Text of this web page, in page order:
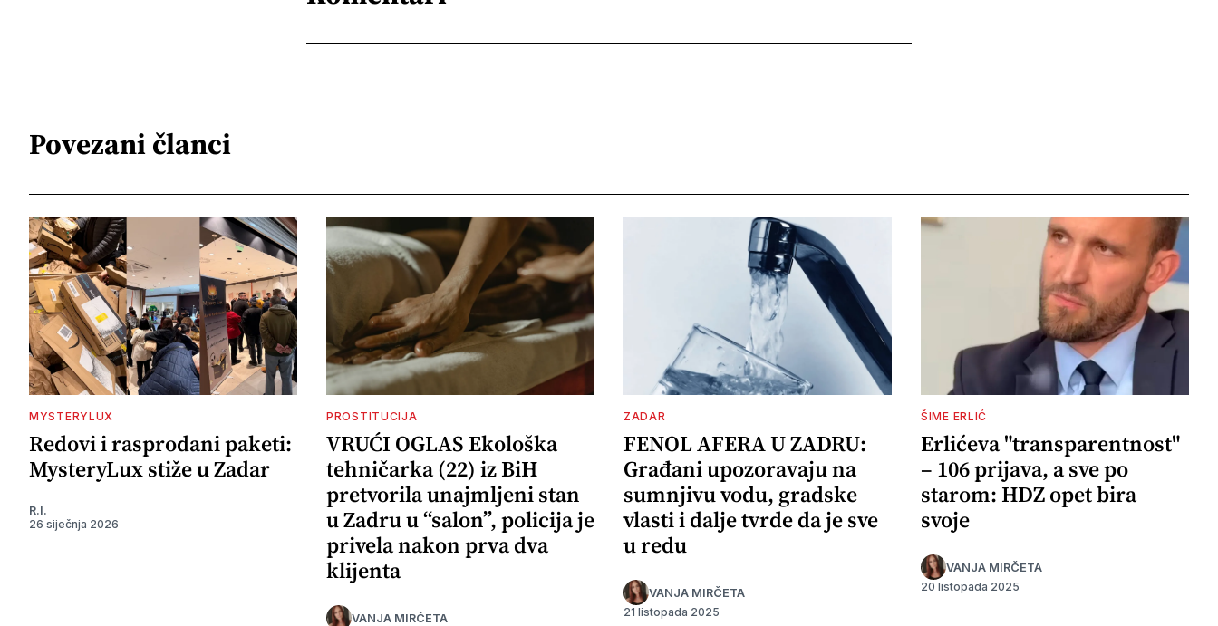
Povezani članci
MYSTERYLUX
Redovi i rasprodani paketi:
MysteryLux stiže u Zadar
R.I.
26 siječnja 2026
PROSTITUCIJA
VRUĆI OGLAS Ekološka
tehničarka (22) iz BiH
pretvorila unajmljeni stan
u Zadru u “salon”, policija je
privela nakon prva dva
klijenta
VANJA MIRČETA
ZADAR
FENOL AFERA U ZADRU:
Građani upozoravaju na
sumnjivu vodu, gradske
vlasti i dalje tvrde da je sve
u redu
VANJA MIRČETA
21 listopada 2025
ŠIME ERLIĆ
Erlićeva "transparentnost"
– 106 prijava, a sve po
starom: HDZ opet bira
svoje
VANJA MIRČETA
20 listopada 2025